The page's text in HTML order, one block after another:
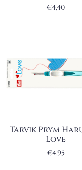
€4,40
Tarvik Prym
Love
€4,95